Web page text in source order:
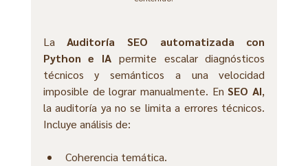
La Auditoría SEO automatizada con
Python e IA permite escalar diagnósticos
técnicos y semánticos a una velocidad
imposible de lograr manualmente. En SEO AI,
la auditoría ya no se limita a errores técnicos.
Incluye análisis de:
Coherencia temática.